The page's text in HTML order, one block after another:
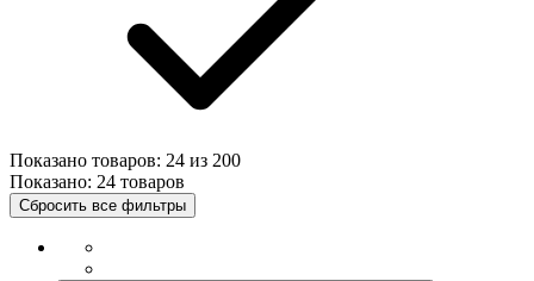
Показано товаров: 24 из 200
Показано: 24 товаров
Сбросить все фильтры